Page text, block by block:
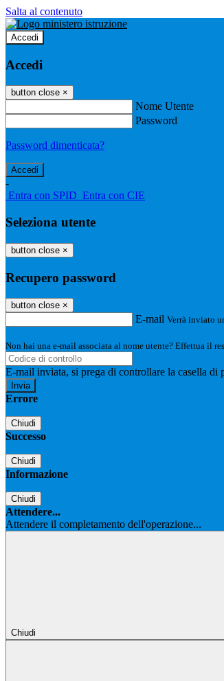
Salta al contenuto
Accedi
Accedi
button close ×
Nome Utente
Password
Password dimenticata?
-
Entra con SPID Entra con CIE
Seleziona utente
button close ×
Recupero password
button close ×
E-mail Verrà inviato
Non hai una e-mail associata al nome utente? Effettua il
E-mail inviata, si prega di controllare la casella di
Errore
Chiudi
Successo
Chiudi
Informazione
Chiudi
Attendere...
Attendere il completamento dell'operazione...
Chiudi